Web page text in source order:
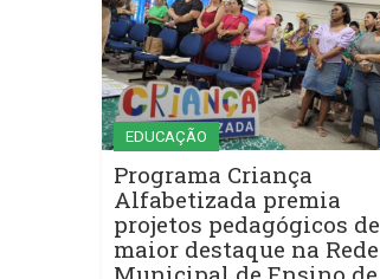
EDUCAÇÃO
Programa Criança
Alfabetizada premia
projetos pedagógicos de
maior destaque na Rede